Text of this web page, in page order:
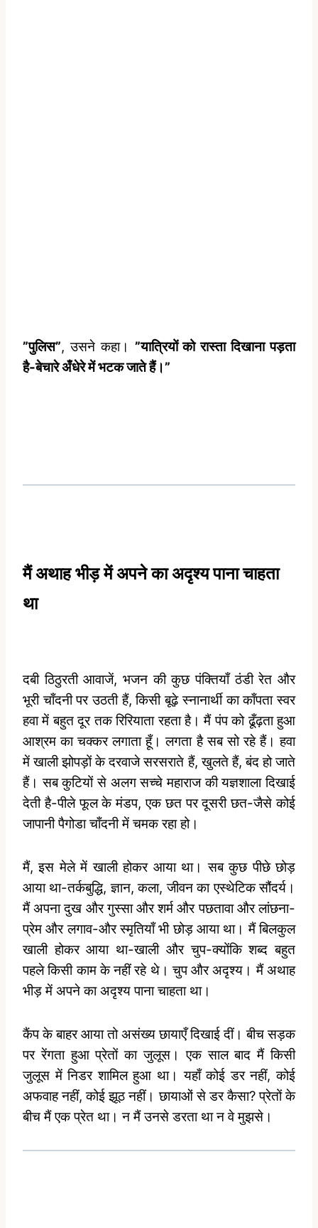
”पुलिस”, उसने कहा। ”यात्रियों को रास्‍ता दिखाना पड़ता
है-बेचारे अँधेरे में भटक जाते हैं।”
मैं अथाह भीड़ में अपने का अदृश्‍य पाना चाहता
था
दबी ठिठुरती आवाजें, भजन की कुछ पंक्तियाँ ठंडी रेत और
भूरी चाँदनी पर उठती हैं, किसी बूढ़े स्‍नानार्थी का काँपता स्‍वर
हवा में बहुत दूर तक रिरियाता रहता है। मैं पंप को ढूँढ़ता हुआ
आश्रम का चक्‍कर लगाता हूँ। लगता है सब सो रहे हैं। हवा
में खाली झोपड़ों के दरवाजे सरसराते हैं, खुलते हैं, बंद हो जाते
हैं। सब कुटियों से अलग सच्‍चे महाराज की यज्ञशाला दिखाई
देती है-पीले फूल के मंडप, एक छत पर दूसरी छत-जैसे कोई
जापानी पैगोडा चाँदनी में चमक रहा हो।
मैं, इस मेले में खाली होकर आया था। सब कुछ पीछे छोड़
आया था-तर्कबुद्धि, ज्ञान, कला, जीवन का एस्‍थेटिक सौंदर्य।
मैं अपना दुख और गुस्‍सा और शर्म और पछतावा और लांछना-
प्रेम और लगाव-और स्‍मृतियाँ भी छोड़ आया था। मैं बिलकुल
खाली होकर आया था-खाली और चुप-क्‍योंकि शब्‍द बहुत
पहले किसी काम के नहीं रहे थे। चुप और अदृश्‍य। मैं अथाह
भीड़ में अपने का अदृश्‍य पाना चाहता था।
कैंप के बाहर आया तो असंख्‍य छायाएँ दिखाई दीं। बीच सड़क
पर रेंगता हुआ प्रेतों का जुलूस। एक साल बाद मैं किसी
जुलूस में निडर शामिल हुआ था। यहाँ कोई डर नहीं, कोई
अफवाह नहीं, कोई झूठ नहीं। छायाओं से डर कैसा? प्रेतों के
बीच मैं एक प्रेत था। न मैं उनसे डरता था न वे मुझसे।